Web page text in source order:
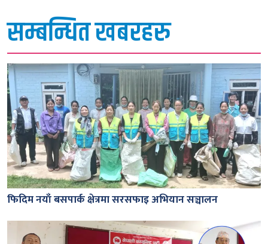
सम्बन्धित खबरहरु
फिदिम नयाँ बसपार्क क्षेत्रमा सरसफाइ अभियान सञ्चालन